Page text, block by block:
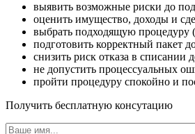
выявить возможные риски до
оценить имущество, доходы и
выбрать подходящую
подготовить корректный пакет
снизить риск отказа в списании
не допустить процессуальных
пройти процедуру спокойно и
Получить бесплатную консутацию